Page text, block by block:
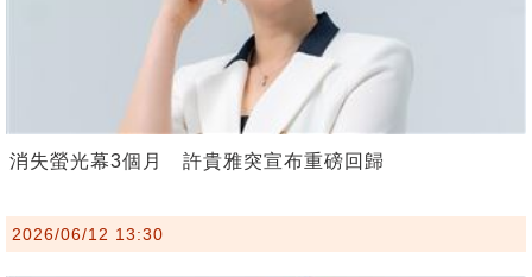
消失螢光幕3個月 許貴雅突宣布重磅回歸
2026/06/12 13:30